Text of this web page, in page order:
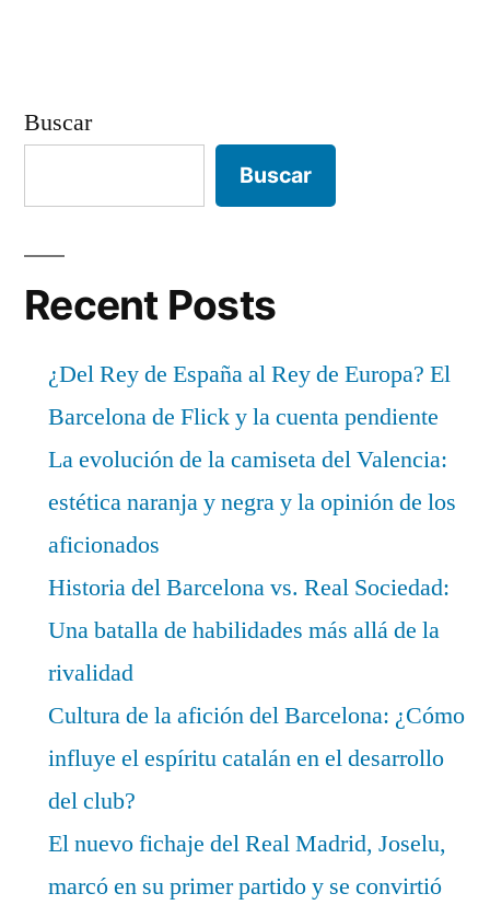
Buscar
Buscar
Recent Posts
¿Del Rey de España al Rey de Europa? El
Barcelona de Flick y la cuenta pendiente
La evolución de la camiseta del Valencia:
estética naranja y negra y la opinión de los
aficionados
Historia del Barcelona vs. Real Sociedad:
Una batalla de habilidades más allá de la
rivalidad
Cultura de la afición del Barcelona: ¿Cómo
influye el espíritu catalán en el desarrollo
del club?
El nuevo fichaje del Real Madrid, Joselu,
marcó en su primer partido y se convirtió